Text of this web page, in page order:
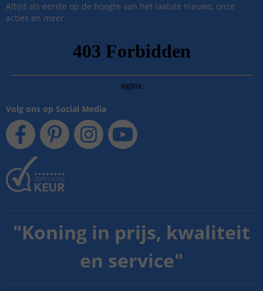
Altijd als eerste op de hoogte van het laatste nieuws, onze
acties en meer.
Volg ons op Social Media
"Koning in prijs, kwaliteit
en service"